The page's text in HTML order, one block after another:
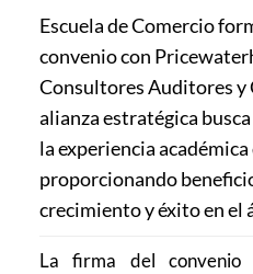
ALUMNI
Escuela de Comercio
convenio con
Consultores Auditores y
alianza estratégica
la experiencia
proporcionando
crecimiento y éxito en el
La firma del